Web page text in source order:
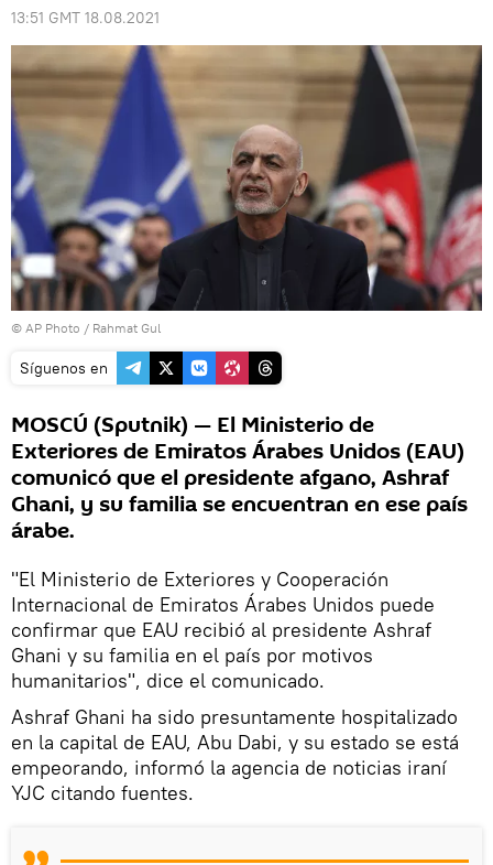
13:51 GMT 18.08.2021
© AP Photo / Rahmat Gul
Síguenos en
MOSCÚ (Sputnik) — El Ministerio de
Exteriores de Emiratos Árabes Unidos (EAU)
comunicó que el presidente afgano, Ashraf
Ghani, y su familia se encuentran en ese país
árabe.
"El Ministerio de Exteriores y Cooperación
Internacional de Emiratos Árabes Unidos puede
confirmar que EAU recibió al presidente Ashraf
Ghani y su familia en el país por motivos
humanitarios", dice el comunicado.
Ashraf Ghani ha sido presuntamente hospitalizado
en la capital de EAU, Abu Dabi, y su estado se está
empeorando, informó la agencia de noticias iraní
YJC citando fuentes.